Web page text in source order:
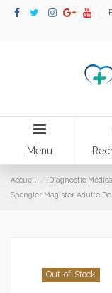
Menu
Accueil Diagnostic
Spengler Magister Adulte
Out-of-Stock